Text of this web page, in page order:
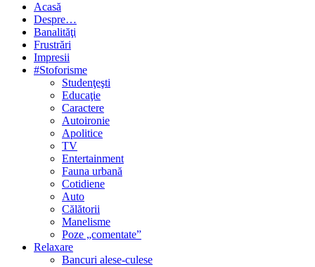
Acasă
Despre…
Banalităţi
Frustrări
Impresii
#Stoforisme
Studenţeşti
Educaţie
Caractere
Autoironie
Apolitice
TV
Entertainment
Fauna urbană
Cotidiene
Auto
Călătorii
Manelisme
Poze „comentate”
Relaxare
Bancuri alese-culese